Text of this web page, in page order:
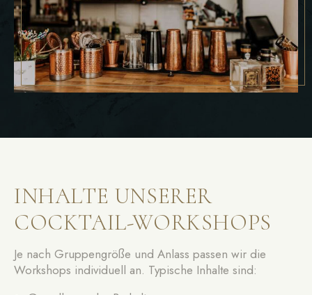
INHALTE UNSERER
COCKTAIL-WORKSHOPS
Je nach Gruppengröße und Anlass passen wir die
Workshops individuell an. Typische Inhalte sind: